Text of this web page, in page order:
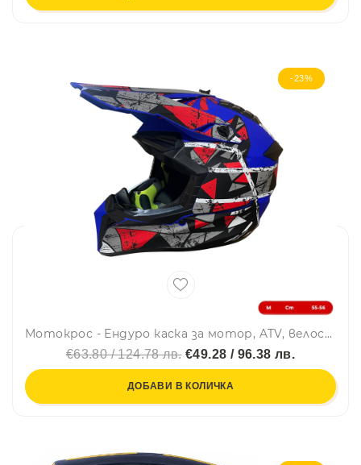
-23%
Мотокрос - Ендуро каска за мотор, ATV, велосипед – размер M (55–56 см) син мат с червен/сив дизайн
€63.80 / 124.78 лв.€49.28 / 96.38 лв.
ДОБАВИ В КОЛИЧКА